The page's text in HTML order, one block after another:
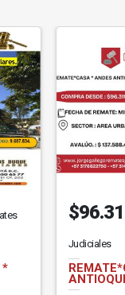
*
Judiciales